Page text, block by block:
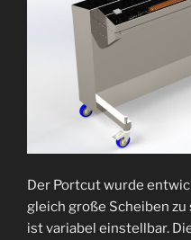
Der Portcut wurde
gleich große Scheiben
ist variabel einstellbar.